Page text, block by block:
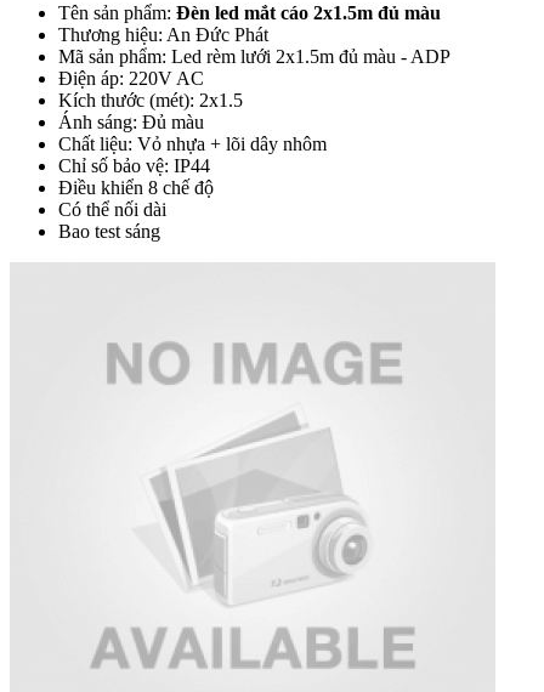
Tên sản phẩm: Đèn led mắt cáo 2x1.5m đủ màu
Thương hiệu: An Đức Phát
Mã sản phẩm: Led rèm lưới 2x1.5m đủ màu - ADP
Điện áp: 220V AC
Kích thước (mét): 2x1.5
Ánh sáng: Đủ màu
Chất liệu: Vỏ nhựa + lõi dây nhôm
Chỉ số bảo vệ: IP44
Điều khiển 8 chế độ
Có thể nối dài
Bao test sáng